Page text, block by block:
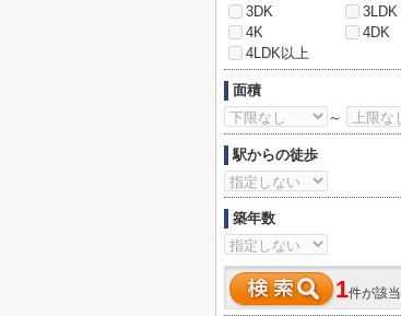
3DK
3LDK
4K
4DK
4LDK以上
面積
～
駅からの徒歩
築年数
1件が該当